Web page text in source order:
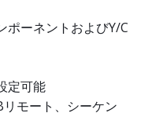
ポーネントおよびY/C
定可能
モート、シーケン